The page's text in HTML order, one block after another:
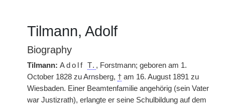
Tilmann, Adolf
Biography
Tilmann: Adolf T. , Forstmann; geboren am 1.
October 1828 zu Arnsberg, † am 16. August 1891 zu
Wiesbaden. Einer Beamtenfamilie angehörig (sein Vater
war Justizrath), erlangte er seine Schulbildung auf dem